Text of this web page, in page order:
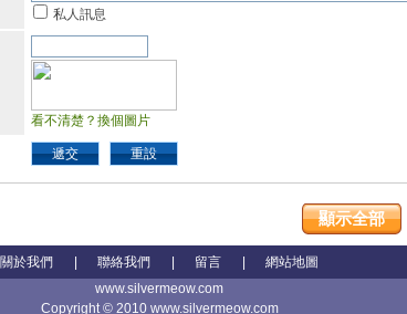
私人訊息
看不清楚？換個圖片
遞交 重設
顯示全部
關於我們 聯絡我們 留言
網站地圖
www.silvermeow.com
Copyright © 2010 www.silvermeow.com